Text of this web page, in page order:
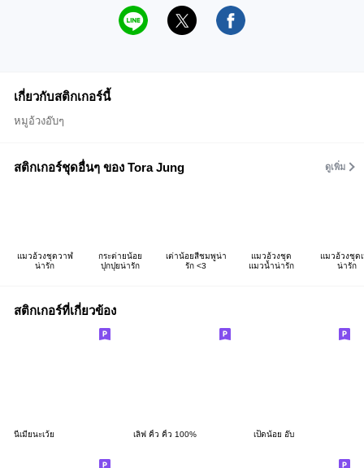
เกี่ยวกับสติกเกอร์นี้
หมูอ้วงอ๊บๆ
สติกเกอร์ชุดอื่นๆ ของ Tora Jung ดูเพิ่ม
แมวอ้วงชุดวาฬ
น่ารัก
กระต่ายน้อย
ปุกปุยน่ารัก
เต่าน้อยสีชมพูน่า
รัก <3
แมวอ้วงชุด
แมวน้ำน่ารัก
แมวอ้วงชุด
น่ารัก
สติกเกอร์ที่เกี่ยวข้อง
นี่เมียนะเว้ย เลิฟ คิ้ว คิ้ว 100% เป็ดน้อย อ๊บ